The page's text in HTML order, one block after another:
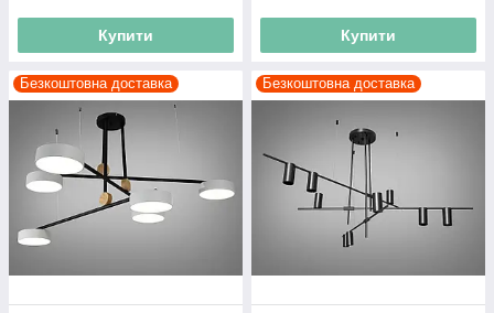
Купити Купити
Безкоштовна доставка Безкоштовна доставка